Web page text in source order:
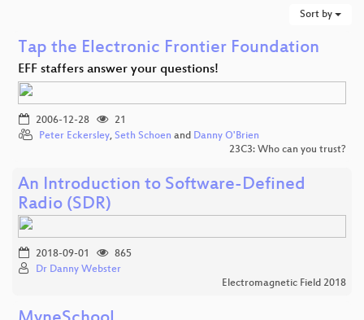
Sort by
Tap the Electronic Frontier Foundation
EFF staffers answer your questions!
2006-12-28
21
Peter Eckersley, Seth Schoen and Danny O'Brien
23C3: Who can you trust?
An Introduction to Software-Defined
Radio (SDR)
2018-09-01
865
Dr Danny Webster
Electromagnetic Field 2018